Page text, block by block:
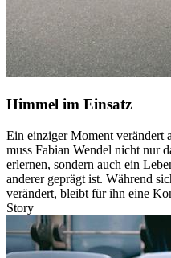
Himmel im Einsatz
Ein einziger Moment verändert
muss Fabian Wendel nicht nur
erlernen, sondern auch ein
anderer geprägt ist. Während
verändert, bleibt für ihn eine
Story